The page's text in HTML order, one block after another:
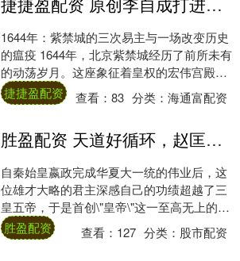
1644年：紫禁城的三次易主与一场改变历史
的瘟疫 1644年，北京紫禁城经历了前所未有
的动荡岁月。这座象征着皇权的宏伟宫殿在
短短一年内见证了三次政权更迭：先是明....
捷捷盈配资 查看：83 分类：海通富配资
胜盈配资 天道好循环，赵匡胤的弟弟篡位百年后，皇位再次回到赵匡胤的后代
自秦始皇嬴政完成华夏大一统的伟业后，这
位雄才大略的君主深感自己的功绩超越了三
皇五帝，于是首创\"皇帝\"这一至高无上的尊
号。这个称号从此成为两千多年封建王朝统
治....
胜盈配资 查看： 127 分类： 股市配资